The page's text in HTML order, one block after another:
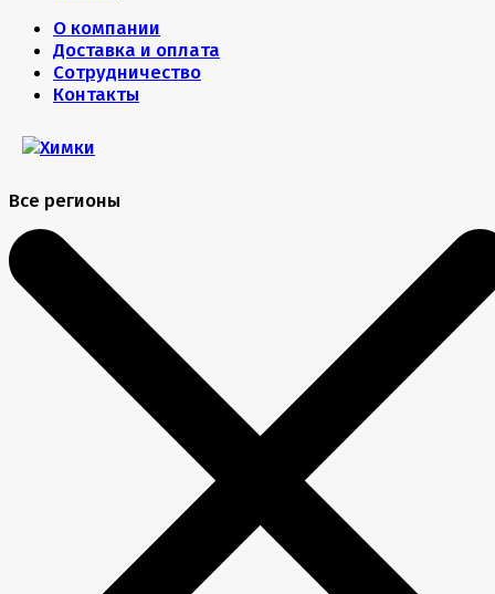
О компании
Доставка и оплата
Сотрудничество
Контакты
Все регионы